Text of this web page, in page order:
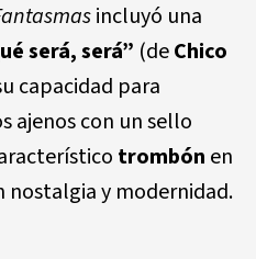
incluyó una
será, será” (deChico
capacidad para
ajenos con un sello
trombón en
nostalgia y modernidad.